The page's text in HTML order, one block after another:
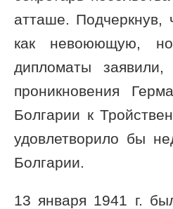
атташе.
как не­воюющую, но
дипломаты
проникновения
Болгарии к
удовлетворило бы
Болгарии.
13 января 1941 г.